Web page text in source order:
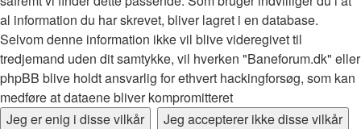
al information du har skrevet, bliver lagret i en database.
Selvom denne information ikke vil blive videregivet til
tredjemand uden dit samtykke, vil hverken "Baneforum.dk" eller
phpBB blive holdt ansvarlig for ethvert hackingforsøg, som kan
medføre at dataene bliver kompromitteret